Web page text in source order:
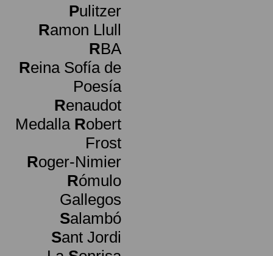
Pulitzer
Ramon Llull
RBA
Reina Sofía de
Poesía
Renaudot
Medalla Robert
Frost
Roger-Nimier
Rómulo
Gallegos
Salambó
Sant Jordi